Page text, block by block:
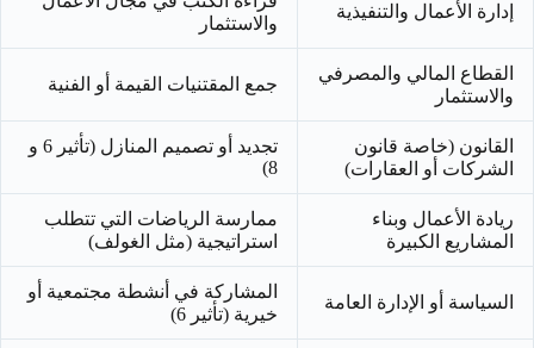
إدارة الأعمال والتنفيذية
والاستثمار
القطاع المالي والمصرفي
والاستثمار
جمع المقتنيات القيمة أو الفنية
القانون (خاصة قانون
الشركات أو العقارات)
تجديد أو تصميم المنازل (تأثير 6 و
8)
ريادة الأعمال وبناء
المشاريع الكبيرة
ممارسة الرياضات التي تتطلب
استراتيجية (مثل الغولف)
السياسة أو الإدارة العامة
المشاركة في أنشطة مجتمعية أو
خيرية (تأثير 6)